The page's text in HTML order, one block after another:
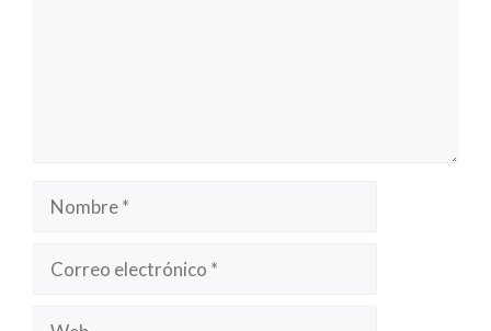
electrónico